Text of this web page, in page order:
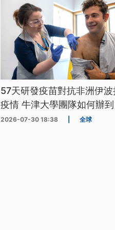
57天研發疫苗對抗非洲伊
疫情 牛津大學團隊如何辦
2026-07-30 18:38 全球